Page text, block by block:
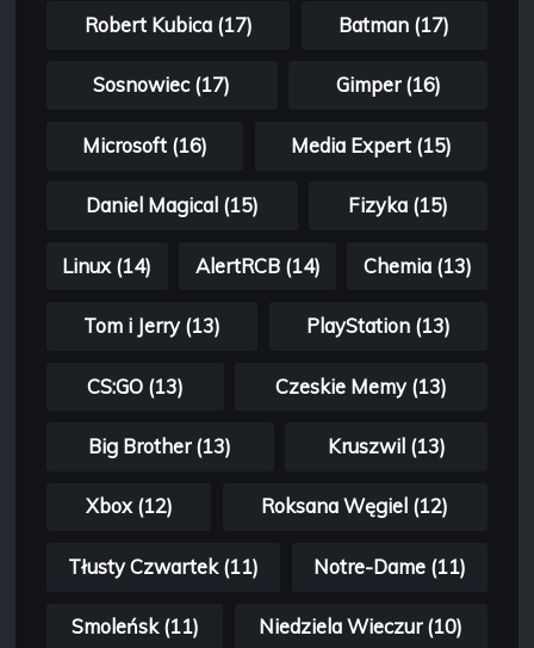
Robert Kubica (17) Batman (17)
Sosnowiec (17) Gimper (16)
Microsoft (16) Media Expert (15)
Daniel Magical (15) Fizyka (15)
Linux (14) AlertRCB (14) Chemia (13)
Tom i Jerry (13) PlayStation (13)
CS:GO (13) Czeskie Memy (13)
Big Brother (13) Kruszwil (13)
Xbox (12) Roksana Węgiel (12)
Tłusty Czwartek (11) Notre-Dame (11)
Smoleńsk (11) Niedziela Wieczur (10)